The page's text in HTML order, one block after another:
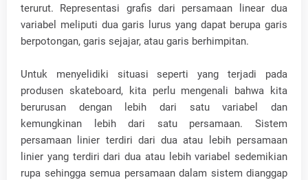
terurut. Representasi grafis dari persamaan linear dua
variabel meliputi dua garis lurus yang dapat berupa garis
berpotongan, garis sejajar, atau garis berhimpitan.
Untuk menyelidiki situasi seperti yang terjadi pada
produsen skateboard, kita perlu mengenali bahwa kita
berurusan dengan lebih dari satu variabel dan
kemungkinan lebih dari satu persamaan. Sistem
persamaan linier terdiri dari dua atau lebih persamaan
linier yang terdiri dari dua atau lebih variabel sedemikian
rupa sehingga semua persamaan dalam sistem dianggap